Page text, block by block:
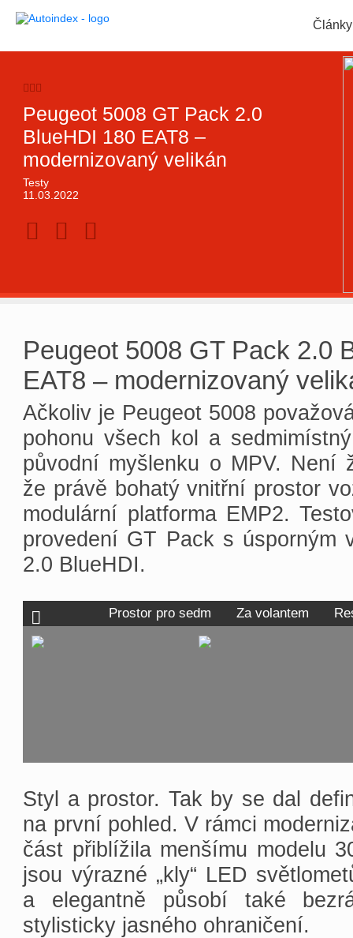
Články
Peugeot 5008 GT Pack 2.0
BlueHDI 180 EAT8 –
modernizovaný velikán
Testy
11.03.2022
Peugeot 5008 GT Pack 2.0
EAT8 – modernizovaný
Ačkoliv je Peugeot 5008
pohonu všech kol a
původní myšlenku o MPV. Není
že právě bohatý vnitřní prostor
modulární platforma EMP2.
provedení GT Pack s úsporným
2.0 BlueHDI.
Prostor pro sedm Za volantem
Styl a prostor. Tak by se dal
na první pohled. V rámci
část přiblížila menšímu modelu
jsou výrazné „kly“ LED
a elegantně působí také
stylisticky jasného ohraničení.